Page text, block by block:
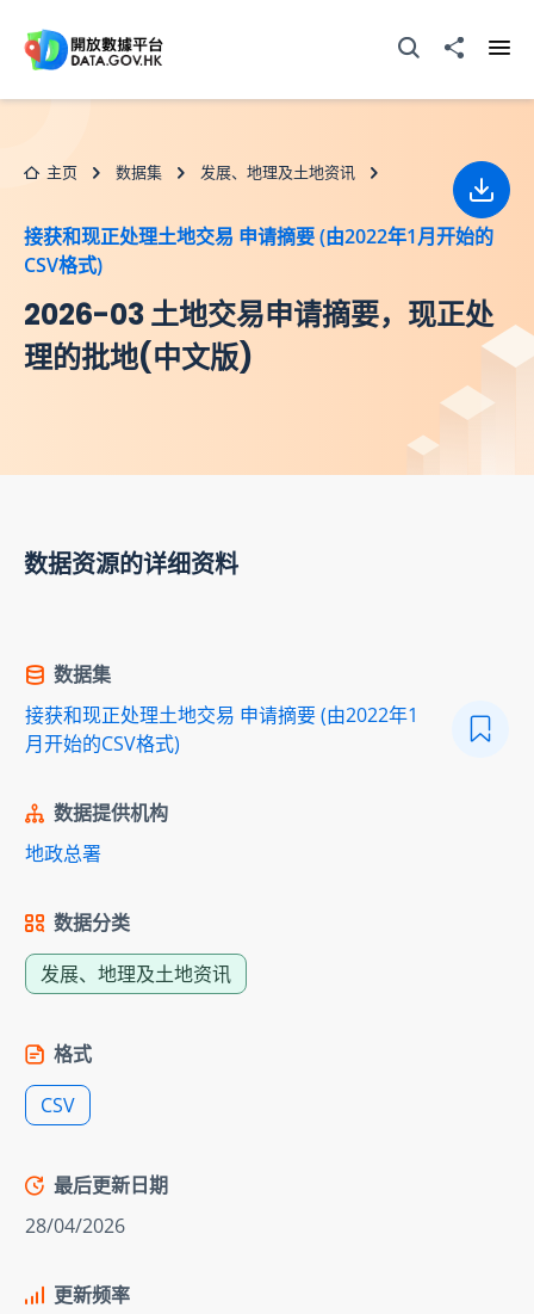
打开搜寻器分享至
主页 数据集 发展、地理及土地资讯
接获和现正处理土地交易 申请摘要 (由2022年1月开始的
CSV格式)
2026-03 土地交易申请摘要，现正处
理的批地(中文版)
下载
数据资源的详细资料
数据集
接获和现正处理土地交易 申请摘要 (由2022年1
月开始的CSV格式)
数据提供机构
地政总署
数据分类
发展、地理及土地资讯
格式
CSV
最后更新日期
28/04/2026
更新频率